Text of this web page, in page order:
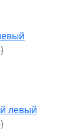
левый